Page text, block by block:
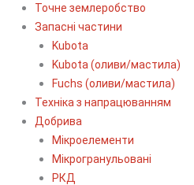
Точне землеробство
Запасні частини
Kubota
Kubota (оливи/мастила)
Fuchs (оливи/мастила)
Техніка з напрацюванням
Добрива
Мікроелементи
Мікрогранульовані
РКД